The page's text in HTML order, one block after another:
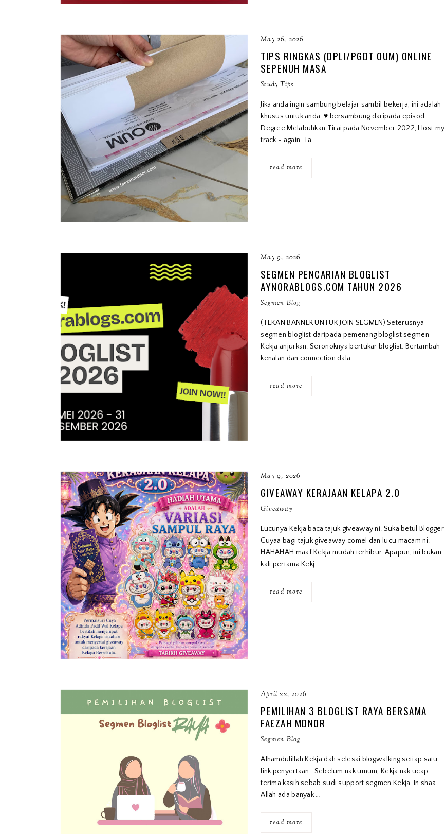
May 26, 2026
TIPS RINGKAS (DPLI/PGDT OUM) ONLINE
SEPENUH MASA
Study Tips
Jika anda ingin sambung belajar sambil bekerja, ini adalah
khusus untuk anda ♥︎ bersambung daripada episod
Degree Melabuhkan Tirai pada November 2022, I lost my
track - again. Ta…
read more
May 9, 2026
SEGMEN PENCARIAN BLOGLIST
AYNORABLOGS.COM TAHUN 2026
Segmen Blog
(TEKAN BANNER UNTUK JOIN SEGMEN) Seterusnya
segmen bloglist daripada pemenang bloglist segmen
Kekja anjurkan. Seronoknya bertukar bloglist. Bertambah
kenalan dan connection dala…
read more
May 9, 2026
GIVEAWAY KERAJAAN KELAPA 2.0
Giveaway
Lucunya Kekja baca tajuk giveaway ni. Suka betul Blogger
Cuyaa bagi tajuk giveaway comel dan lucu macam ni.
HAHAHAH maaf Kekja mudah terhibur. Apapun, ini bukan
kali pertama Kekj…
read more
April 22, 2026
PEMILIHAN 3 BLOGLIST RAYA BERSAMA
FAEZAH MDNOR
Segmen Blog
Alhamdulillah Kekja dah selesai blogwalking setiap satu
link penyertaan. Sebelum nak umum, Kekja nak ucap
terima kasih sebab sudi support segmen Kekja. In shaa
Allah ada banyak …
read more